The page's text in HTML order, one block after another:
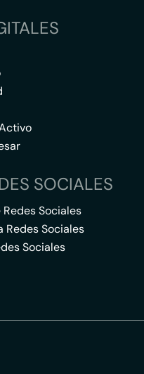
SOCIALES
Sociales
Redes Sociales
Sociales